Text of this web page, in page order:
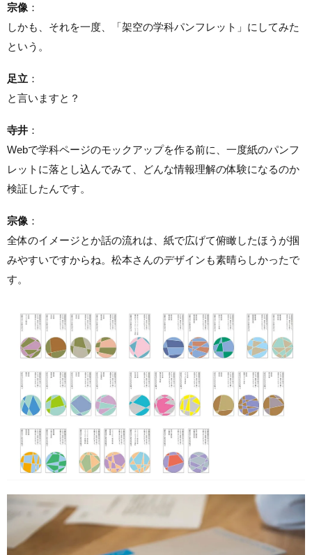
宗像 ：
しかも、それを一度、「架空の学科パンフレット」にしてみた
という。
足立 ：
と言いますと？
寺井 ：
Webで学科ページのモックアップを作る前に、一度紙のパンフ
レットに落とし込んでみて、どんな情報理解の体験になるのか
検証したんです。
宗像 ：
全体のイメージとか話の流れは、紙で広げて俯瞰したほうが掴
みやすいですからね。松本さんのデザインも素晴らしかったで
す。